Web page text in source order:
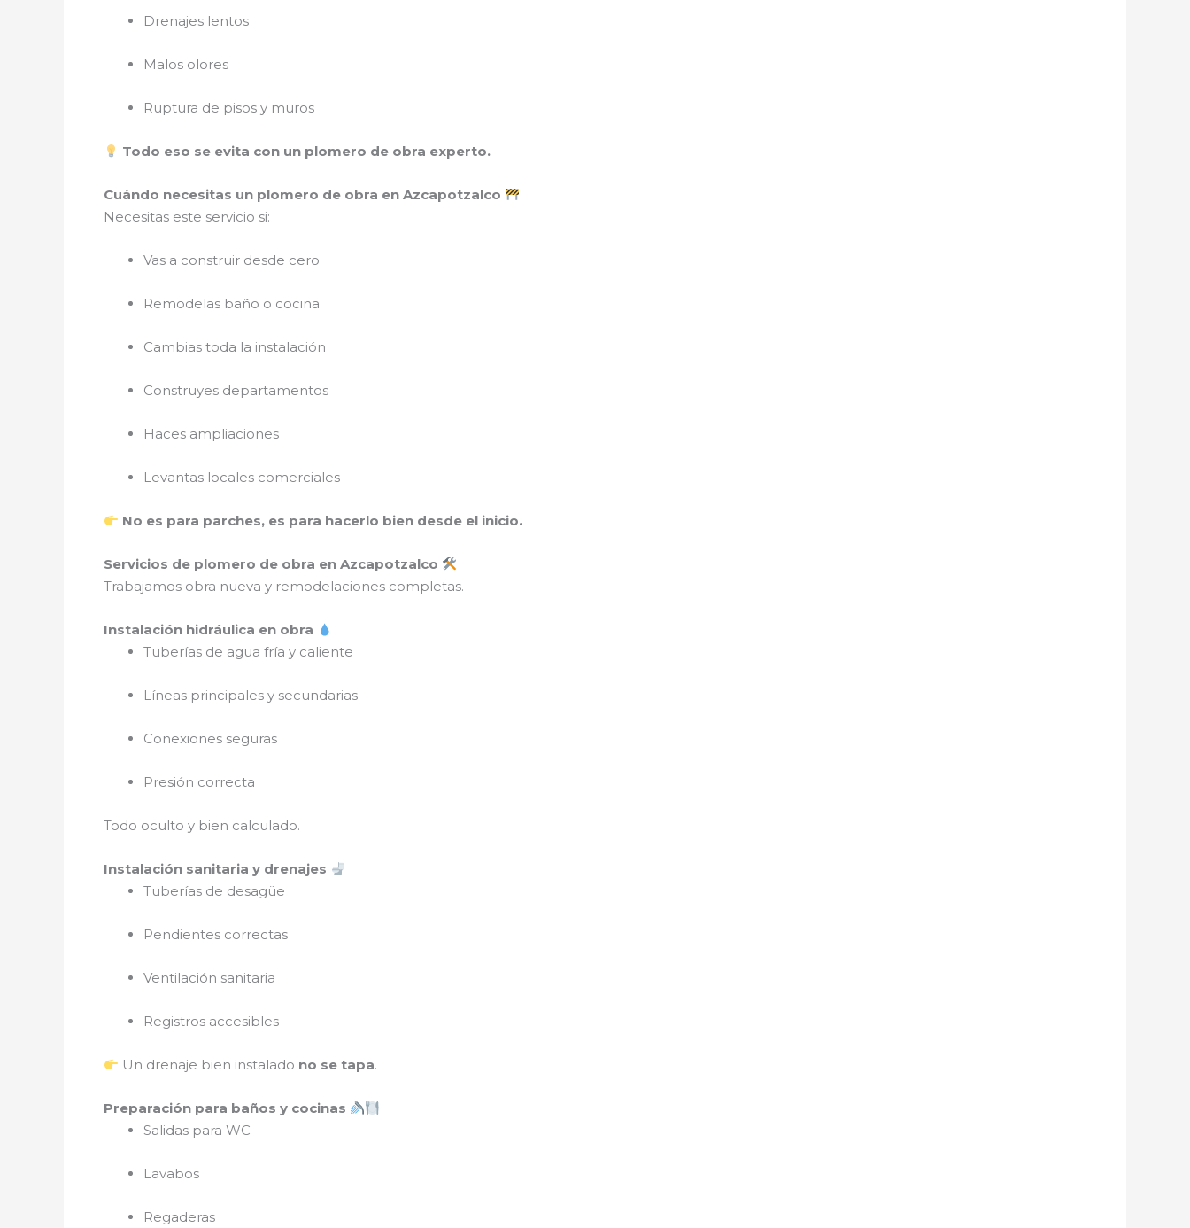
Drenajes lentos
Malos olores
Ruptura de pisos y muros
Todo eso se evita con un plomero de obra experto.
Cuándo necesitas un plomero de obra en Azcapotzalco
Necesitas este servicio si:
Vas a construir desde cero
Remodelas baño o cocina
Cambias toda la instalación
Construyes departamentos
Haces ampliaciones
Levantas locales comerciales
No es para parches, es para hacerlo bien desde el inicio.
Servicios de plomero de obra en Azcapotzalco
Trabajamos obra nueva y remodelaciones completas.
Instalación hidráulica en obra
Tuberías de agua fría y caliente
Líneas principales y secundarias
Conexiones seguras
Presión correcta
Todo oculto y bien calculado.
Instalación sanitaria y drenajes
Tuberías de desagüe
Pendientes correctas
Ventilación sanitaria
Registros accesibles
Un drenaje bien instalado no se tapa.
Preparación para baños y cocinas
Salidas para WC
Lavabos
Regaderas